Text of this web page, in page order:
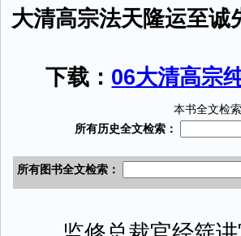
大清高宗法天隆运至诚
下载： 06大清高宗
本书全文检索